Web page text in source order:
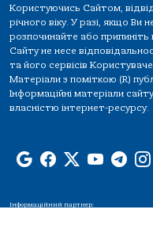
Користуючись Сайтом,
річного віку. У разі, якщо Ви
розпочинайте або
Сайту не несе
та його сервісів
Матеріали з поміткою (R)
Інформаційні матеріали
власністю інтернет-ресурсу.
Інформаційний партнер: